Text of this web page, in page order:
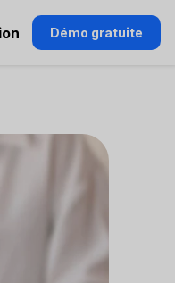
Démo gratuite